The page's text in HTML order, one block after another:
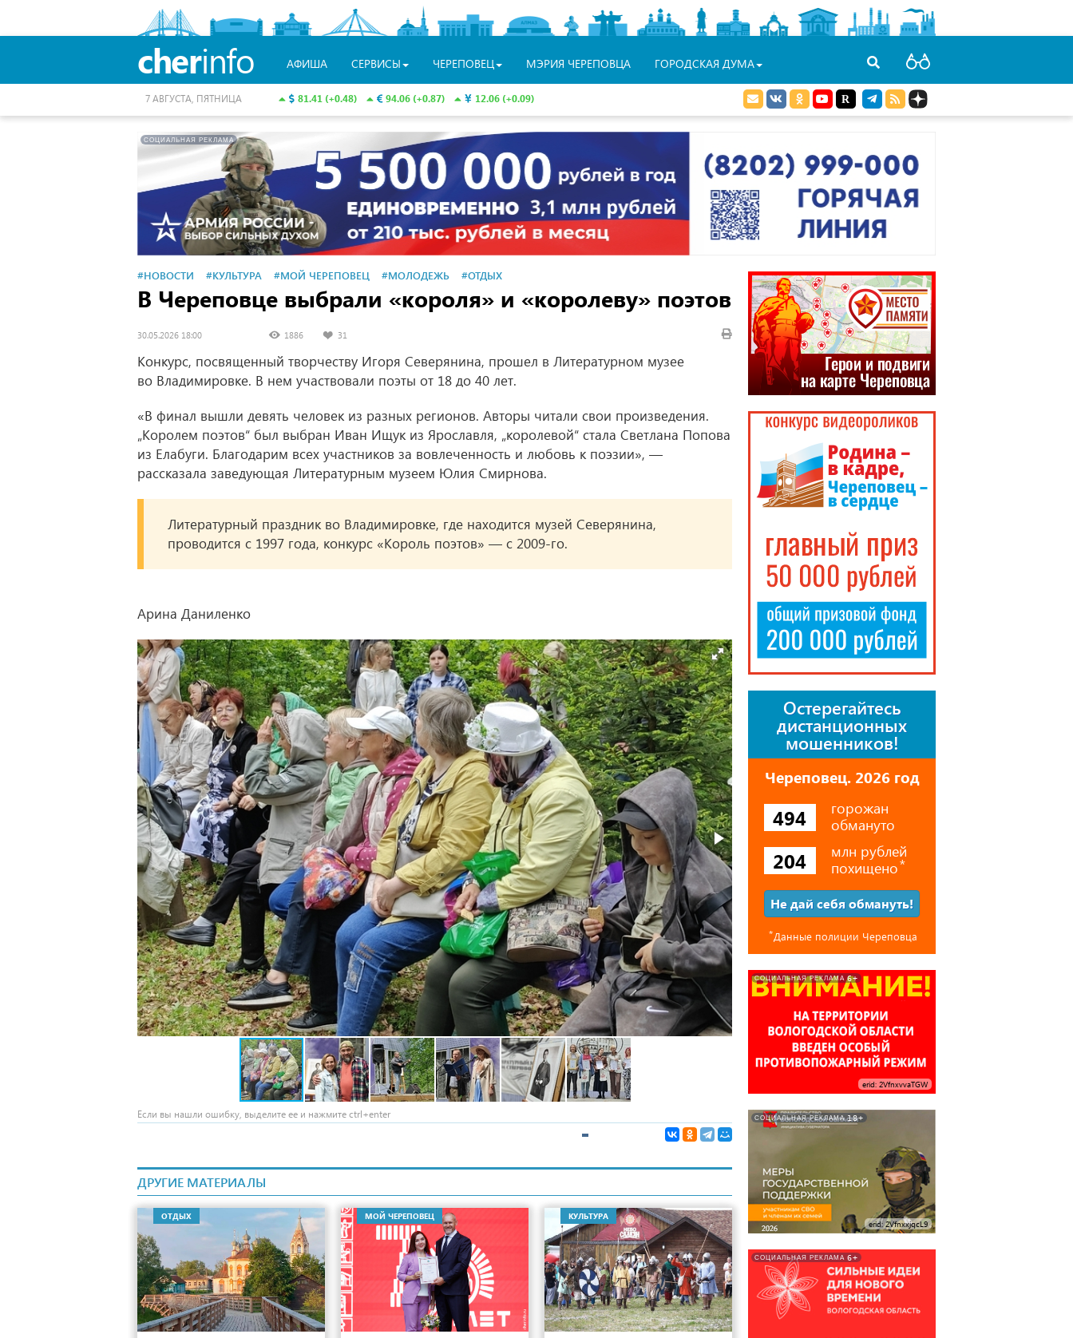
cherinfo АФИША СЕРВИСЫ ЧЕРЕПОВЕЦ МЭРИЯ ЧЕРЕПОВЦА ГОРОДСКАЯ ДУМА
81.41 (+0.48) 94.06 (+0.87) 12.06 (+0.09)
7 АВГУСТА, ПЯТНИЦА
СОЦИАЛЬНАЯ РЕКЛАМА
#НОВОСТИ #КУЛЬТУРА #МОЙ ЧЕРЕПОВЕЦ #МОЛОДЕЖЬ #ОТДЫХ
В Череповце выбрали «короля» и «королеву» поэтов
30.05.2026 18:00 1886 31
Конкурс, посвященный творчеству Игоря Северянина, прошел в Литературном музее
во Владимировке. В нем участвовали поэты от 18 до 40 лет.
«В финал вышли девять человек из разных регионов. Авторы читали свои произведения.
„Королем поэтов“ был выбран Иван Ищук из Ярославля, „королевой“ стала Светлана Попова
из Елабуги. Благодарим всех участников за вовлеченность и любовь к поэзии», —
рассказала заведующая Литературным музеем Юлия Смирнова.
Литературный праздник во Владимировке, где находится музей Северянина,
проводится с 1997 года, конкурс «Король поэтов» — с 2009-го.
Арина Даниленко
Если вы нашли ошибку, выделите ее и нажмите ctrl+enter
ДРУГИЕ МАТЕРИАЛЫ
ОТДЫХ
0
МОЙ ЧЕРЕПОВЕЦ КУЛЬТУРА
6
Остерегайтесь
дистанционных
мошенников!
Череповец. 2026 год
494
горожан
обмануто
204
млн рублей
похищено⃰
Не дай себя обмануть!
⃰Данные полиции Череповца
СОЦИАЛЬНАЯ РЕКЛАМА 6+
erid: 2VfnxvvaTGW
СОЦИАЛЬНАЯ РЕКЛАМА 18+
erid: 2VfnxxjqcL9
СОЦИАЛЬНАЯ РЕКЛАМА 6+